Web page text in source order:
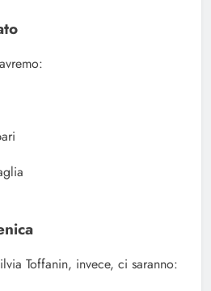
Toffanin, invece, ci saranno: